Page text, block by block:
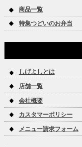
商品一覧
特集つどいのお弁当
しげよしとは
店舗一覧
会社概要
カスタマーポリシー
メニュー請求フォーム